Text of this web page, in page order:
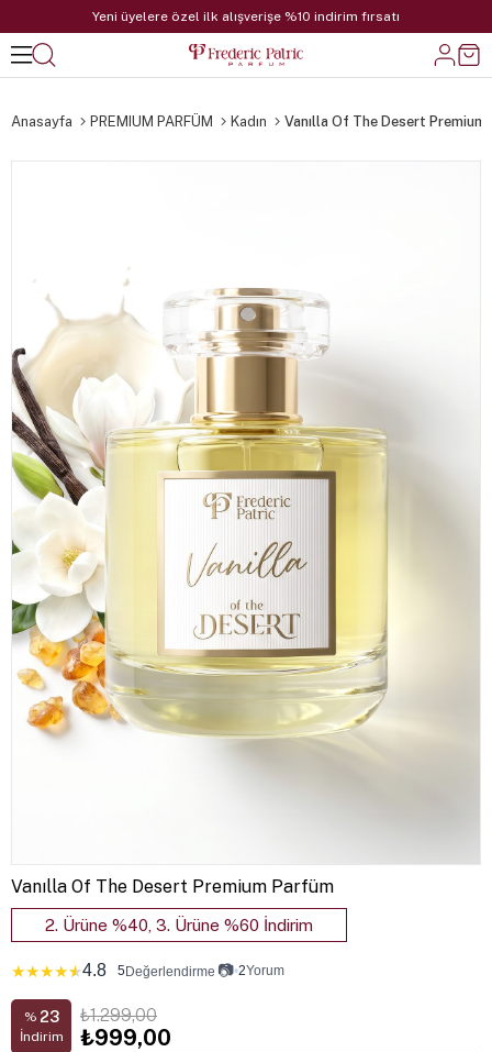
Yeni üyelere özel ilk alışverişe %10 indirim fırsatı
Anasayfa PREMIUM PARFÜM Kadın Vanılla Of The Desert Premium
Vanılla Of The Desert Premium Parfüm
2. Ürüne %40, 3. Ürüne %60 İndirim
★★★★★4.8 5Değerlendirme 📷•2Yorum
% 23
İndirim
₺1.299,00
₺999,00